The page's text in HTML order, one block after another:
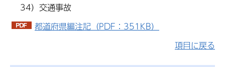
34）交通事故
都道府県編注記（PDF：351KB）
項目に戻る